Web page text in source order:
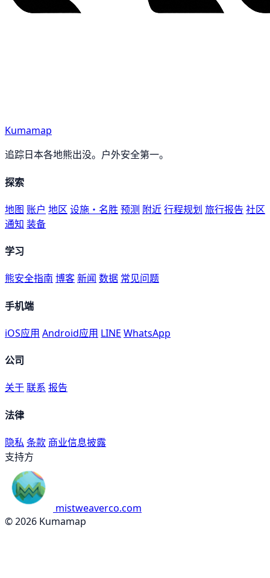
Kumamap
追踪日本各地熊出没。户外安全第一。
探索
地图 账户 地区 设施・名胜 预测 附近行程规划 旅行报告 社区
通知 装备
学习
熊安全指南 博客新闻 数据 常见问题
手机端
iOS应用 Android应用 LINE WhatsApp
公司
关于联系 报告
法律
隐私 条款 商业信息披露
支持方
mistweaverco.com
© 2026 Kumamap